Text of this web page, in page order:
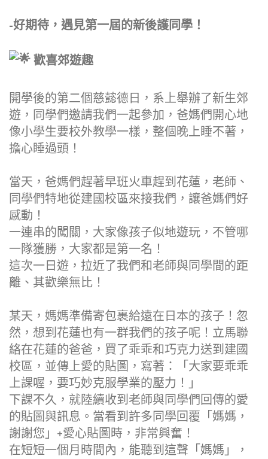
-好期待，遇見第一屆的新後護同學！
歡喜郊遊趣
開學後的第二個慈懿德日，系上舉辦了新生郊
遊，同學們邀請我們一起參加，爸媽們開心地
像小學生要校外教學一樣，整個晚上睡不著，
擔心睡過頭！
當天，爸媽們趕著早班火車趕到花蓮，老師、
同學們特地從建國校區來接我們，讓爸媽們好
感動！
一連串的闖關，大家像孩子似地遊玩，不管哪
一隊獲勝，大家都是第一名！
這次一日遊，拉近了我們和老師與同學間的距
離、其歡樂無比！
某天，媽媽準備寄包裹給遠在日本的孩子！忽
然，想到花蓮也有一群我們的孩子呢！立馬聯
絡在花蓮的爸爸，買了乖乖和巧克力送到建國
校區，並傳上愛的貼圖，寫著：「大家要乖乖
上課喔，要巧妙克服學業的壓力！」
下課不久，就陸續收到老師與同學們回傳的愛
的貼圖與訊息。當看到許多同學回覆「媽媽，
謝謝您」+愛心貼圖時，非常興奮！
在短短一個月時間內，能聽到這聲「媽媽」，